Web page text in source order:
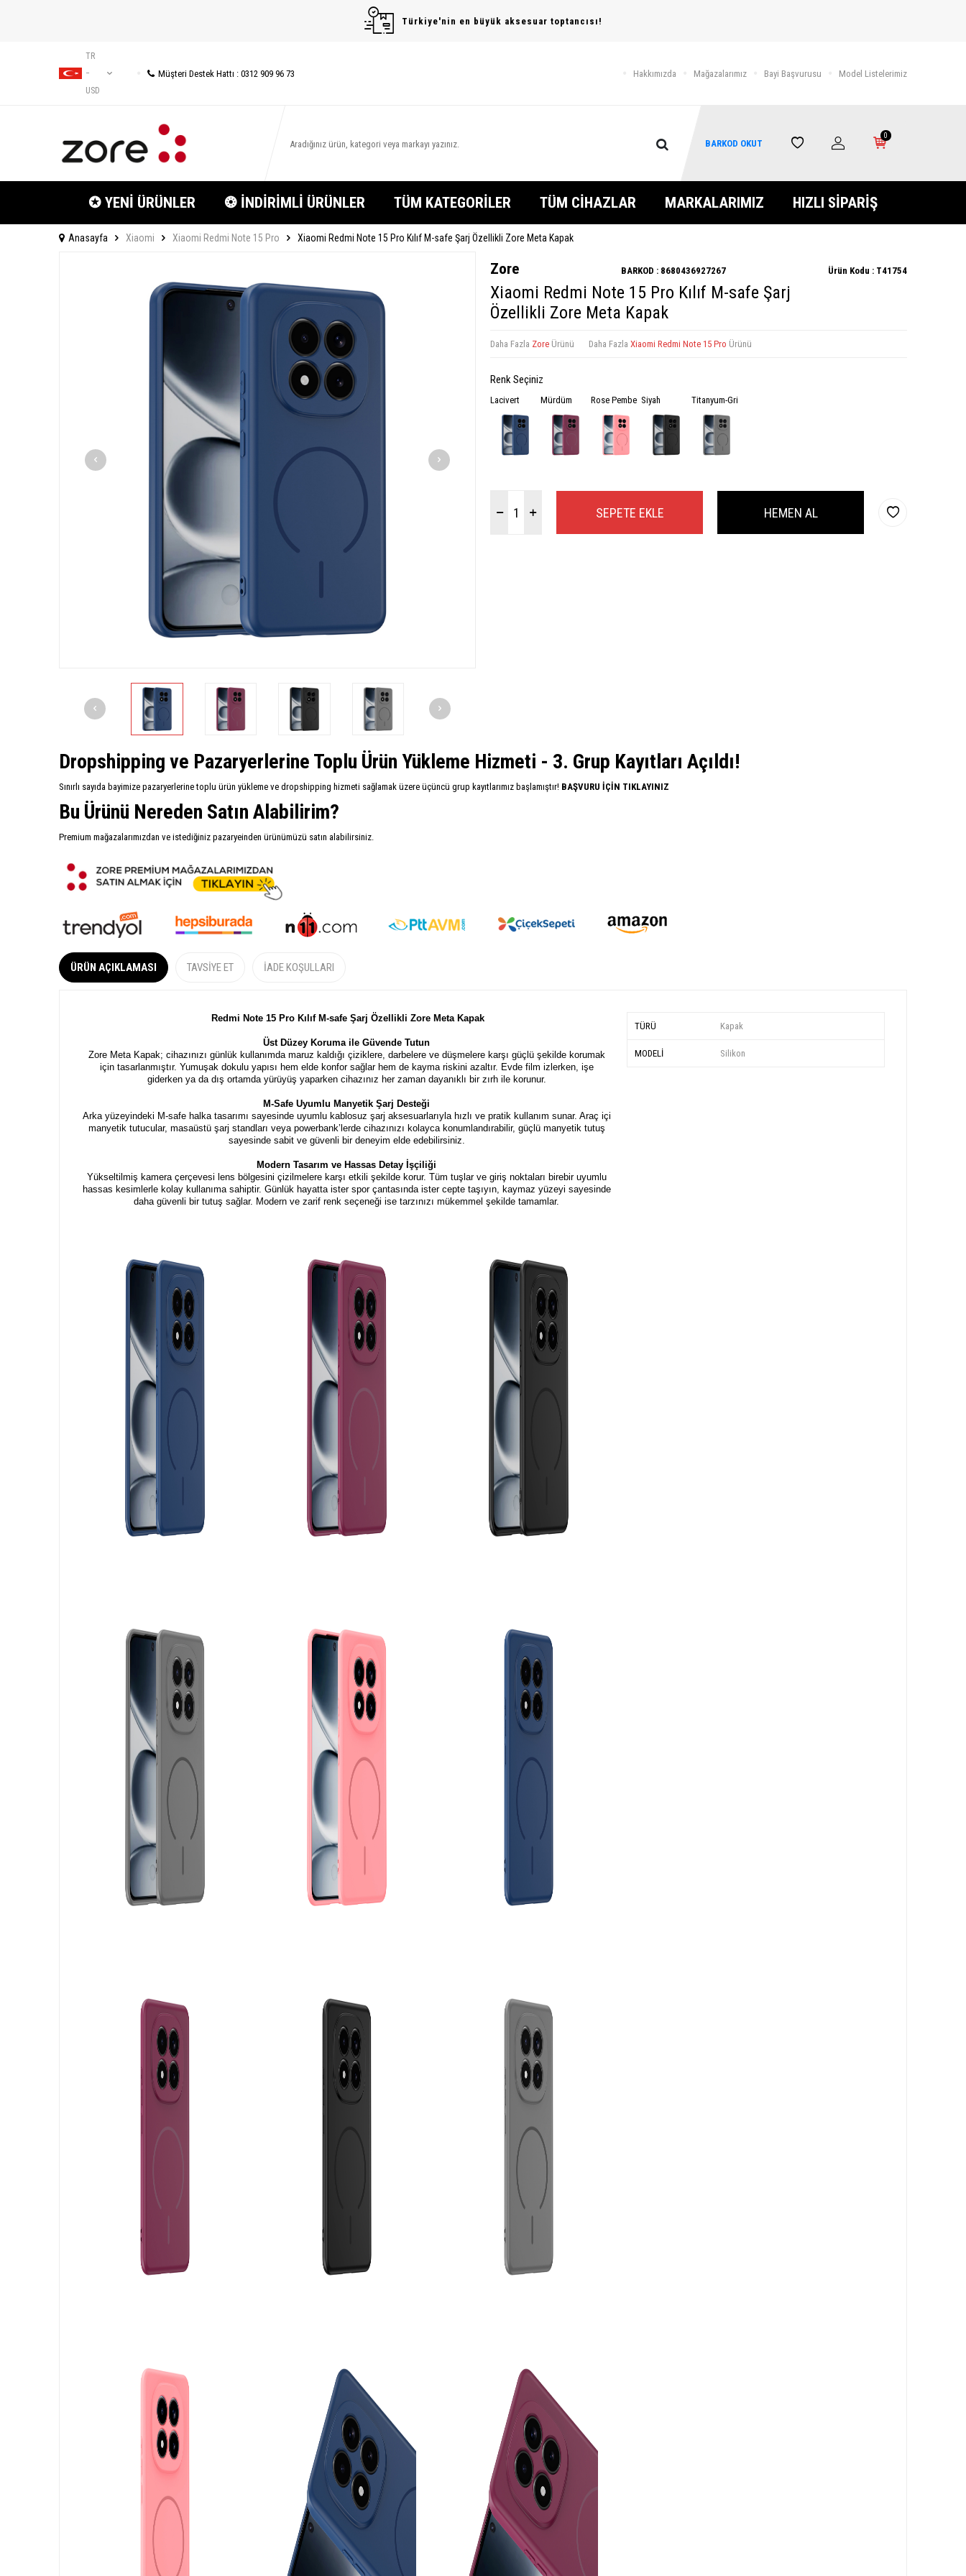
Türkiye'nin en büyük aksesuar toptancısı!
TR
−
USD
Müşteri Destek Hattı : 0312 909 96 73 Hakkımızda Mağazalarımız Bayi Başvurusu Model Listelerimiz
BARKOD OKUT
0
✪ YENİ ÜRÜNLER ❂ İNDİRİMLİ ÜRÜNLER TÜM KATEGORİLER TÜM CİHAZLAR MARKALARIMIZ HIZLI SİPARİŞ
Anasayfa Xiaomi Xiaomi Redmi Note 15 Pro Xiaomi Redmi Note 15 Pro Kılıf M-safe Şarj Özellikli Zore Meta Kapak
Zore BARKOD : 8680436927267 Ürün Kodu : T41754
Xiaomi Redmi Note 15 Pro Kılıf M-safe Şarj
Özellikli Zore Meta Kapak
Daha Fazla Zore Ürünü Daha Fazla Xiaomi Redmi Note 15 Pro Ürünü
Renk Seçiniz
Lacivert Mürdüm Rose Pembe Siyah Titanyum-Gri
SEPETE EKLE HEMEN AL
Dropshipping ve Pazaryerlerine Toplu Ürün Yükleme Hizmeti - 3. Grup Kayıtları Açıldı!
Sınırlı sayıda bayimize pazaryerlerine toplu ürün yükleme ve dropshipping hizmeti sağlamak üzere üçüncü grup kayıtlarımız başlamıştır! BAŞVURU İÇİN TIKLAYINIZ
Bu Ürünü Nereden Satın Alabilirim?
Premium mağazalarımızdan ve istediğiniz pazaryeinden ürünümüzü satın alabilirsiniz.
ÜRÜN AÇIKLAMASI TAVSIYE ET İADE KOŞULLARI
Redmi Note 15 Pro Kılıf M-safe Şarj Özellikli Zore Meta Kapak
Üst Düzey Koruma ile Güvende Tutun
Zore Meta Kapak; cihazınızı günlük kullanımda maruz kaldığı çiziklere, darbelere ve düşmelere karşı güçlü şekilde korumak
için tasarlanmıştır. Yumuşak dokulu yapısı hem elde konfor sağlar hem de kayma riskini azaltır. Evde film izlerken, işe
giderken ya da dış ortamda yürüyüş yaparken cihazınız her zaman dayanıklı bir zırh ile korunur.
M-Safe Uyumlu Manyetik Şarj Desteği
Arka yüzeyindeki M-safe halka tasarımı sayesinde uyumlu kablosuz şarj aksesuarlarıyla hızlı ve pratik kullanım sunar. Araç içi
manyetik tutucular, masaüstü şarj standları veya powerbank’lerde cihazınızı kolayca konumlandırabilir, güçlü manyetik tutuş
sayesinde sabit ve güvenli bir deneyim elde edebilirsiniz.
Modern Tasarım ve Hassas Detay İşçiliği
Yükseltilmiş kamera çerçevesi lens bölgesini çizilmelere karşı etkili şekilde korur. Tüm tuşlar ve giriş noktaları birebir uyumlu
hassas kesimlerle kolay kullanıma sahiptir. Günlük hayatta ister spor çantasında ister cepte taşıyın, kaymaz yüzeyi sayesinde
daha güvenli bir tutuş sağlar. Modern ve zarif renk seçeneği ise tarzınızı mükemmel şekilde tamamlar.
TÜRÜ Kapak
MODELİ Silikon